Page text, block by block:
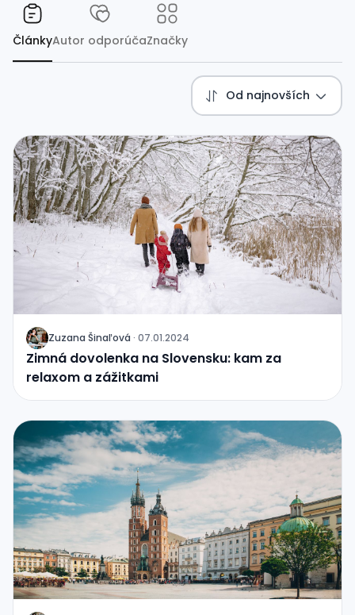
ČlánkyAutor odporúčaZnačky
Od najnovších
J Zuzana Šinaľová · 07.01.2024
Zimná dovolenka na Slovensku: kam za
relaxom a zážitkami